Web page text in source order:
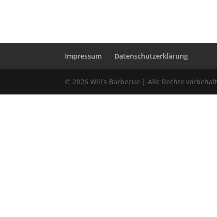
Impressum Datenschutzerklärung
© 2026 Will's Barbecue | Alle Rechte